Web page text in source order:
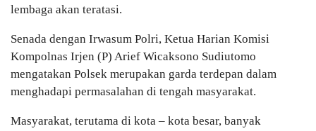
lembaga akan teratasi.
Senada dengan Irwasum Polri, Ketua Harian Komisi
Kompolnas Irjen (P) Arief Wicaksono Sudiutomo
mengatakan Polsek merupakan garda terdepan dalam
menghadapi permasalahan di tengah masyarakat.
Masyarakat, terutama di kota – kota besar, banyak